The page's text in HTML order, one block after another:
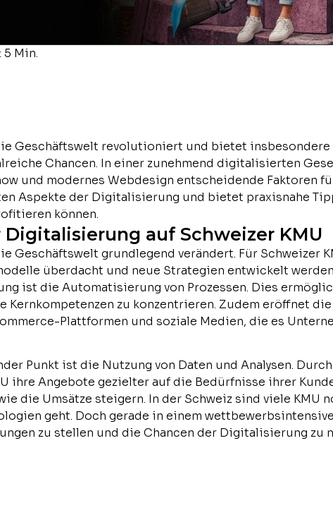
5 Min.
Geschäftswelt revolutioniert und bietet
Chancen. In einer zunehmend digitalisierten
und modernes Webdesign entscheidende Faktoren
Aspekte der Digitalisierung und bietet praxisnahe
können.
Digitalisierung auf Schweizer KMU
Geschäftswelt grundlegend verändert. Für Schweizer
überdacht und neue Strategien entwickelt
ist die Automatisierung von Prozessen. Dies
Kernkompetenzen zu konzentrieren. Zudem eröffnet
Plattformen und soziale Medien, die es
Punkt ist die Nutzung von Daten und Analysen.
ihre Angebote gezielter auf die Bedürfnisse ihrer
die Umsätze steigern. In der Schweiz sind viele KMU
geht. Doch gerade in einem
zu stellen und die Chancen der Digitalisierung zu